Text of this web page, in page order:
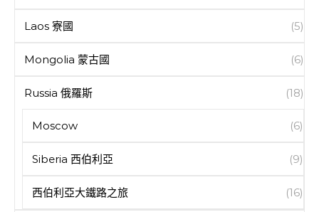
Laos 寮國 (5)
Mongolia 蒙古國 (6)
Russia 俄羅斯 (18)
Moscow (6)
Siberia 西伯利亞 (9)
西伯利亞大鐵路之旅 (16)